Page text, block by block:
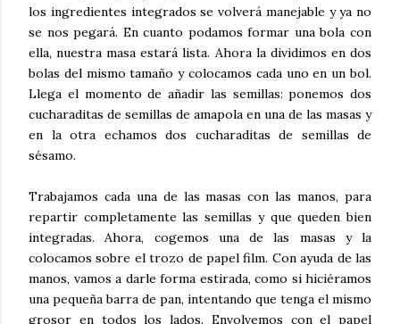
los ingredientes integrados se volverá manejable y ya no
se nos pegará. En cuanto podamos formar una bola con
ella, nuestra masa estará lista. Ahora la dividimos en dos
bolas del mismo tamaño y colocamos cada uno en un bol.
Llega el momento de añadir las semillas: ponemos dos
cucharaditas de semillas de amapola en una de las masas y
en la otra echamos dos cucharaditas de semillas de
sésamo.
Trabajamos cada una de las masas con las manos, para
repartir completamente las semillas y que queden bien
integradas. Ahora, cogemos una de las masas y la
colocamos sobre el trozo de papel film. Con ayuda de las
manos, vamos a darle forma estirada, como si hiciéramos
una pequeña barra de pan, intentando que tenga el mismo
grosor en todos los lados. Envolvemos con el papel